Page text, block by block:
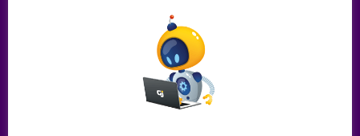
JE M'ABONNE !